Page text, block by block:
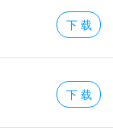
畅爽体验！
验。
容易的非常考验眼
赛;
定分数后即可过
下 载
下 载